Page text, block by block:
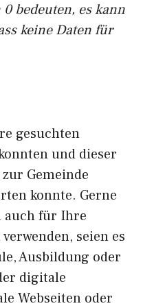
bedeuten, es kann
keine Daten für
gesuchten
und dieser
Gemeinde
konnte. Gerne
auch für Ihre
seien es
Ausbildung oder
digitale
Webseiten oder